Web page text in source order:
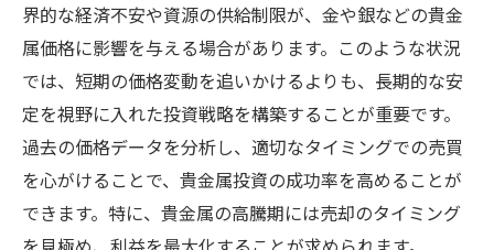
界的な経済不安や資源の供給制限が、金や銀などの貴金
属価格に影響を与える場合があります。このような状況
では、短期の価格変動を追いかけるよりも、長期的な安
定を視野に入れた投資戦略を構築することが重要です。
過去の価格データを分析し、適切なタイミングでの売買
を心がけることで、貴金属投資の成功率を高めることが
できます。特に、貴金属の高騰期には売却のタイミング